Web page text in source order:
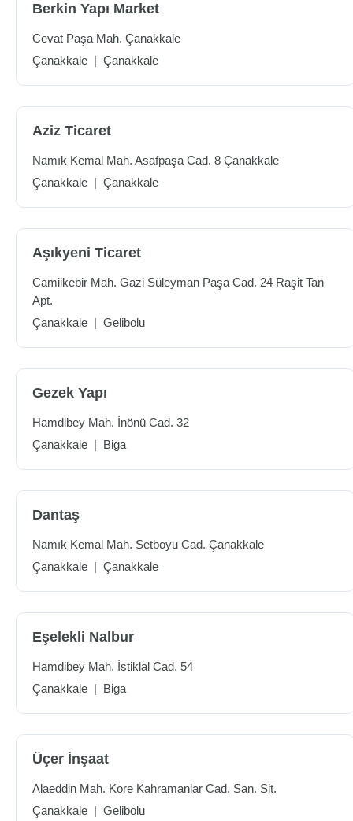
Berkin Yapı Market
Cevat Paşa Mah. Çanakkale
Çanakkale | Çanakkale
Aziz Ticaret
Namık Kemal Mah. Asafpaşa Cad. 8 Çanakkale
Çanakkale | Çanakkale
Aşıkyeni Ticaret
Camiikebir Mah. Gazi Süleyman Paşa Cad. 24 Raşit Tan
Apt.
Çanakkale | Gelibolu
Gezek Yapı
Hamdibey Mah. İnönü Cad. 32
Çanakkale | Biga
Dantaş
Namık Kemal Mah. Setboyu Cad. Çanakkale
Çanakkale | Çanakkale
Eşelekli Nalbur
Hamdibey Mah. İstiklal Cad. 54
Çanakkale | Biga
Üçer İnşaat
Alaeddin Mah. Kore Kahramanlar Cad. San. Sit.
Çanakkale | Gelibolu